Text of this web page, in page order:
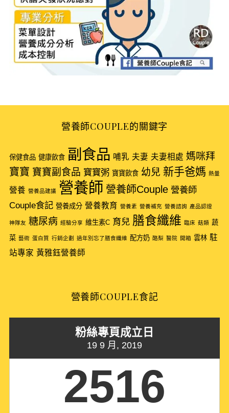
營養師COUPLE的關鍵字
保健食品 健康飲食 副食品 哺乳 夫妻 夫妻相處 媽咪拜
寶寶 寶寶副食品 寶寶粥 寶寶飲食 幼兒 新手爸媽 熱量
營養 營養品建議 營養師 營養師Couple 營養師
Couple食記 營養成分 營養教育 營養素 營養補充 營養諮詢 產品認證
神隊友 糖尿病 經驗分享 維生素C 育兒 膳食纖維 臨床 菇類 蔬
菜 藝術 蛋白質 行銷企劃 過年別忘了膳食纖維 配方奶 酪梨 醫院 開箱 雲林 駐
站專家 黃雅鈺營養師
營養師COUPLE食記
粉絲專頁成立日
19 9 月, 2019
2516
c
h
o
r
: